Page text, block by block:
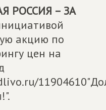
РОССИЯ – ЗА
акцию по
цен на